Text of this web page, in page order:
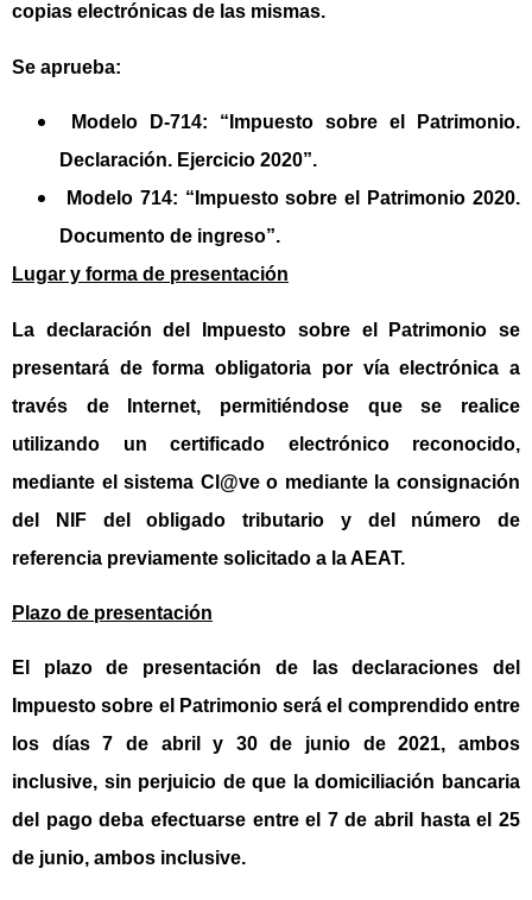
copias electrónicas de las mismas.
Se aprueba:
Modelo D-714: “Impuesto sobre el Patrimonio.
Declaración. Ejercicio 2020”.
Modelo 714: “Impuesto sobre el Patrimonio 2020.
Documento de ingreso”.
Lugar y forma de presentación
La declaración del Impuesto sobre el Patrimonio se
presentará de forma obligatoria por vía electrónica a
través de Internet, permitiéndose que se realice
utilizando un certificado electrónico reconocido,
mediante el sistema Cl@ve o mediante la consignación
del NIF del obligado tributario y del número de
referencia previamente solicitado a la AEAT.
Plazo de presentación
El plazo de presentación de las declaraciones del
Impuesto sobre el Patrimonio será el comprendido entre
los días7 de abril y 30 de junio de 2021, ambos
inclusive, sin perjuicio de que ladomiciliación bancaria
del pagodeba efectuarse entre el 7 de abril hasta el 25
de junio, ambos inclusive.